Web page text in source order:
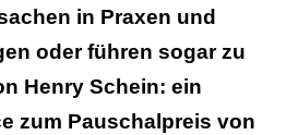
in Praxen und
oder führen sogar zu
Henry Schein: ein
zum Pauschalpreis von